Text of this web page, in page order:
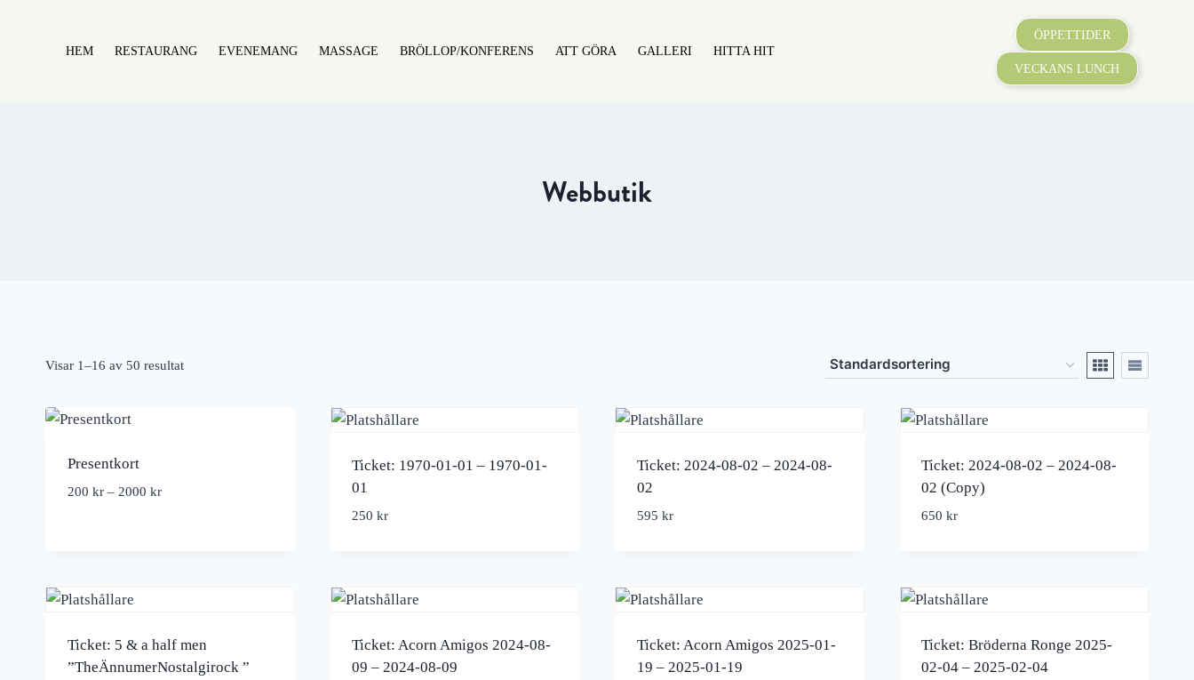
HEM RESTAURANG EVENEMANG MASSAGE BRÖLLOP/KONFERENS ATT GÖRA GALLERI HITTA HIT
ÖPPETTIDER
VECKANS LUNCH
Webbutik
Visar 1–16 av 50 resultat
Presentkort
200 kr – 2000 kr
Ticket: 1970-01-01 – 1970-01-
01
250 kr
Ticket: 2024-08-02 – 2024-08-
02
595 kr
Ticket: 2024-08-02 – 2024-08-
02 (Copy)
650 kr
Ticket: 5 & a half men
”TheÄnnumerNostalgirock ”
Ticket: Acorn Amigos 2024-08-
09 – 2024-08-09
Ticket: Acorn Amigos 2025-01-
19 – 2025-01-19
Ticket: Bröderna Ronge 2025-
02-04 – 2025-02-04